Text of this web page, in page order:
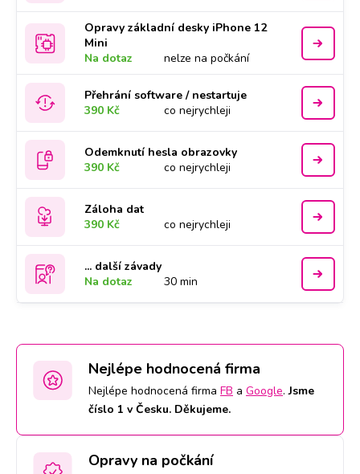
Opravy základní desky iPhone 12
Mini
Na dotaz
nelze na počkání
Přehrání software / nestartuje
390 Kč
co nejrychleji
Odemknutí hesla obrazovky
390 Kč
co nejrychleji
Záloha dat
390 Kč
co nejrychleji
... další závady
Na dotaz
30 min
Nejlépe hodnocená firma
Nejlépe hodnocená firma FB a Google.Jsme
číslo 1 v Česku. Děkujeme.
Opravy na počkání